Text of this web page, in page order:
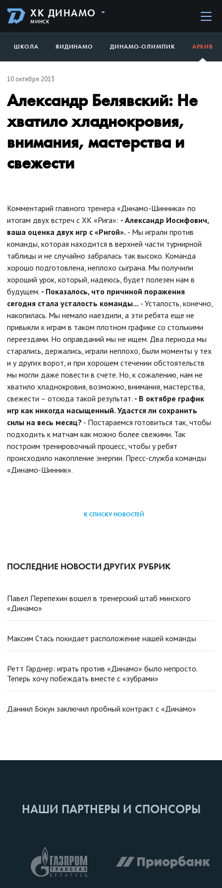
ХК ДИНАМО
МИНСК
ШКОЛА ЯИДИНАМО ДИНАМО-ОЛИМПИК АРХИВ
10 октября 2013
Александр Белявский: Не
хватило хладнокровия,
внимания, мастерства и
свежести
Комментарий главного тренера «Динамо-Шинника» по
итогам двух встреч с ХК «Рига»: - Александр Иосифович,
ваша оценка двух игр с «Ригой». - Мы играли против
команды, которая находится в верхней части турнирной
таблицы и не случайно забралась так высоко. Команда
хорошо подготовлена, неплохо сыграна. Мы получили
хороший урок, который, надеюсь, будет полезен нам в
будущем. - Показалось, что причиной поражения
сегодня стала усталость команды... - Усталость, конечно,
накопилась. Мы немало наездили, а эти ребята еще не
привыкли к играм в таком плотном графике со столькими
переездами. Но оправданий мы не ищем. Два периода мы
старались, держались, играли неплохо, были моменты у тех
и у других ворот, и при хорошем стечении обстоятельств
мы могли даже повести в счете. Но, к сожалению, нам не
хватило хладнокровия, возможно, внимания, мастерства,
свежести – отсюда такой результат. - В октябре график
игр как никогда насыщенный. Удастся ли сохранить
силы на весь месяц? - Постараемся готовиться так, чтобы
подходить к матчам как можно более свежими. Так
построим тренировочный процесс, чтобы у ребят
происходило накопление энергии. Пресс-служба команды
«Динамо-Шинник».
К СПИСКУ НОВОСТЕЙ
ПОСЛЕДНИЕ НОВОСТИ ДРУГИХ РУБРИК
Павел Перепехин вошел в тренерский штаб минского
«Динамо»
Максим Стась покидает расположение нашей команды
Ретт Гарднер: играть против «Динамо» было непросто.
Теперь хочу побеждать вместе с «зубрами»
Даниил Бокун заключил пробный контракт с «Динамо»
НАШИ ПАРТНЕРЫ И СПОНСОРЫ